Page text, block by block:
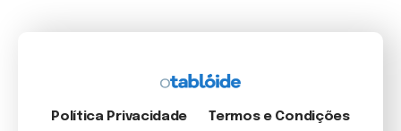
Política Privacidade Termos e Condições